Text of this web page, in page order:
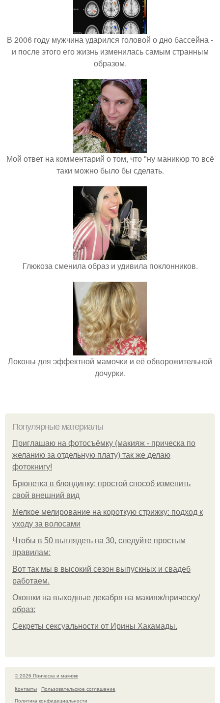
В 2006 году мужчина ударился головой о дно бассейна -
и после этого его жизнь изменилась самым странным
образом.
Мой ответ на комментарий о том, что "ну маникюр то всё
таки можно было бы сделать.
Глюкоза сменила образ и удивила поклонников.
Локоны для эффектной мамочки и её обворожительной
дочурки.
Популярные материалы
Приглашаю на фотосъёмку (макияж - прическа по
желанию за отдельную плату) так же делаю
фотокнигу!
Брюнетка в блондинку: простой способ изменить
свой внешний вид
Мелкое мелирование на короткую стрижку: подход к
уходу за волосами
Чтобы в 50 выглядеть на 30, следуйте простым
правилам:
Вот так мы в высокий сезон выпускных и свадеб
работаем.
Окошки на выходные декабря на макияж/прическу/
образ:
Секреты сексуальности от Ирины Хакамады.
© 2026 Прическа и макияж
Контакты
Пользовательское соглашение
Политика конфидециальности